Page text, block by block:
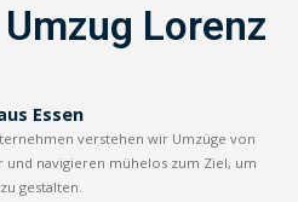
Lorenz
Essen
verstehen wir Umzüge von
und navigieren mühelos zum Ziel, um
gestalten.